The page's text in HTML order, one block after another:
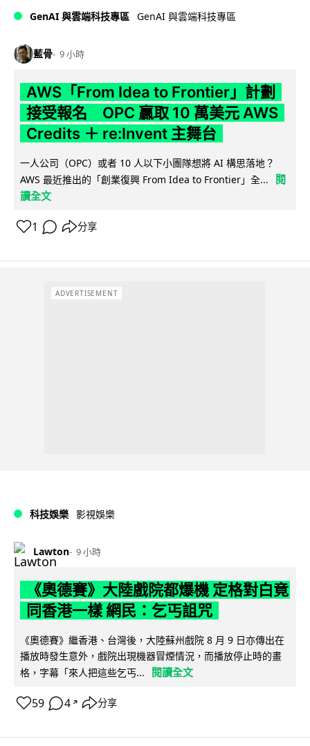
GenAI 與雲端科技專區 GenAI 與雲端科技專區
藍骨 9 小時
AWS「From Idea to Frontier」計劃
接受報名 OPC 贏取 10 萬美元 AWS
Credits ＋ re:Invent 主舞台
一人公司（OPC）或者 10 人以下小團隊想將 AI 構思落地？
AWS 最近推出的「創業復興 From Idea to Frontier」全...
閱
讀全文
1 分享
ADVERTISEMENT
科技娛樂 影視娛樂
Lawton 9 小時
《奧德賽》大陸戲院都爆機 定格對白竟
同香港一樣 網民：乞丐詛咒
《奧德賽》繼香港、台灣後，大陸蘇州戲院 8 月 9 日亦傳出在
播放時發生意外，戲院出現機器冒煙情況，而播放停止時的畫
格，字幕「來人把這些乞丐...
閱讀全文
59 4 ↗ 分享